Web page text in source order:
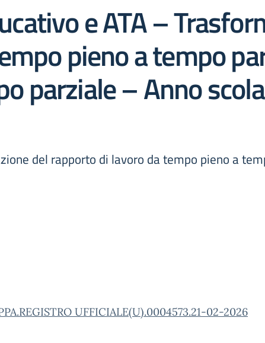
e ATA –
pieno a tempo
parziale – Anno
del rapporto di lavoro da tempo pieno a
UFFICIALE(U).0004573.21-02-2026